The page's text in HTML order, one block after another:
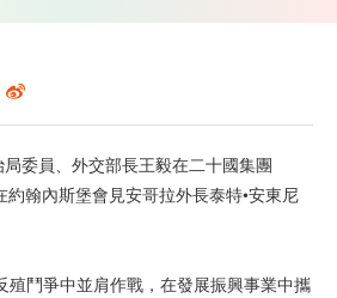
委員、外交部長王毅在二十國集團
約翰內斯堡會見安哥拉外長泰特•安東尼
殖鬥爭中並肩作戰，在發展振興事業中攜